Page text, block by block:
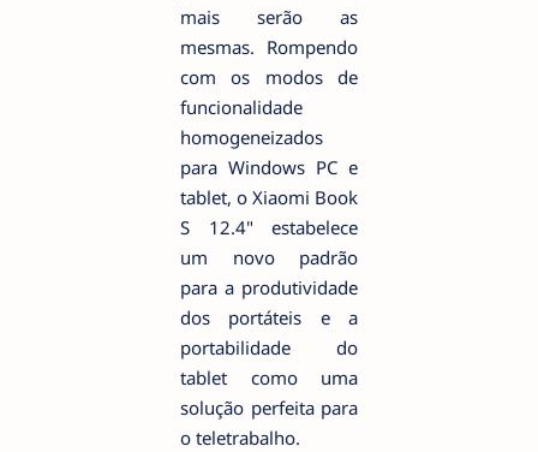
mais serão as
mesmas. Rompendo
com os modos de
funcionalidade
homogeneizados
para Windows PC e
tablet, o Xiaomi Book
S 12.4" estabelece
um novo padrão
para a produtividade
dos portáteis e a
portabilidade do
tablet como uma
solução perfeita para
o teletrabalho.